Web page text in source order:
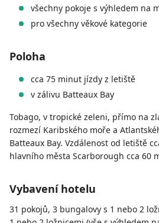
všechny pokoje s výhledem na
pro všechny věkové kategorie
Poloha
cca 75 minut jízdy z letiště
v zálivu Batteaux Bay
Tobago, v tropické zeleni, přímo na
rozmezí Karibského moře a
Batteaux Bay. Vzdálenost od letiště
hlavního města Scarborough cca 60
Vybavení hotelu
31 pokojů, 3 bungalovy s 1 nebo 2